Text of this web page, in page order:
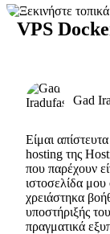
VPS
Gad
Είμαι
hosting της
που παρέχουν
ιστοσελίδα
χρειάστηκα
υποστήριξής
πραγματικά